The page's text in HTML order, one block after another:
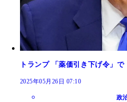
トランプ 「薬価引き下げ令」
2025年05月26日 07:10
政